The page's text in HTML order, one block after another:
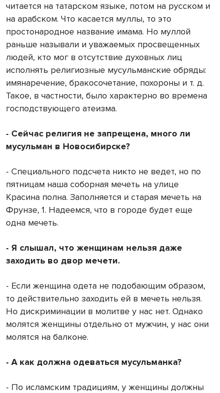
читается на татарском языке, потом на русском и
на арабском. Что касается муллы, то это
простонародное название имама. Но муллой
раньше называли и уважаемых просвещенных
людей, кто мог в отсутствие духовных лиц
исполнять религиозные мусульманские обряды:
имянаречение, бракосочетание, похороны и т. д.
Такое, в частности, было характерно во времена
господствующего атеизма.
- Сейчас религия не запрещена, много ли
мусульман в Новосибирске?
- Специального подсчета никто не ведет, но по
пятницам наша соборная мечеть на улице
Красина полна. Заполняется и старая мечеть на
Фрунзе, 1. Надеемся, что в городе будет еще
одна мечеть.
- Я слышал, что женщинам нельзя даже
заходить во двор мечети.
- Если женщина одета не подобающим образом,
то действительно заходить ей в мечеть нельзя.
Но дискриминации в молитве у нас нет. Однако
молятся женщины отдельно от мужчин, у нас они
молятся на балконе.
- А как должна одеваться мусульманка?
- По исламским традициям, у женщины должны